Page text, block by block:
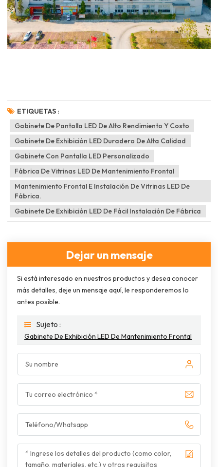
ETIQUETAS :
Gabinete De Pantalla LED De Alto Rendimiento Y Costo
Gabinete De Exhibición LED Duradero De Alta Calidad
Gabinete Con Pantalla LED Personalizado
Fábrica De Vitrinas LED De Mantenimiento Frontal
Mantenimiento Frontal E Instalación De Vitrinas LED De
Fábrica.
Gabinete De Exhibición LED De Fácil Instalación De Fábrica
Dejar un mensaje
Si está interesado en nuestros productos y desea conocer
más detalles, deje un mensaje aquí, le responderemos lo
antes posible.
Sujeto :
Gabinete De Exhibición LED De Mantenimiento Frontal